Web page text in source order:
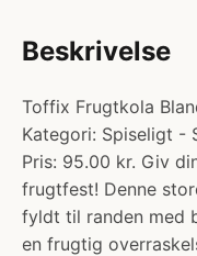
Beskrivelse
Toffix Frugtkola
Kategori: Spiseligt -
Pris: 95.00 kr. Giv
frugtfest! Denne
fyldt til randen med
en frugtig